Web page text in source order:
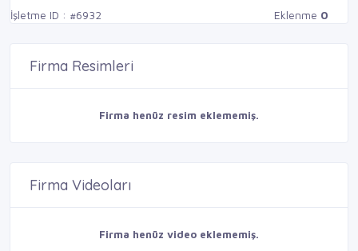
İşletme ID : #6932 Eklenme 0
Firma Resimleri
Firma henüz resim eklememiş.
Firma Videoları
Firma henüz video eklememiş.